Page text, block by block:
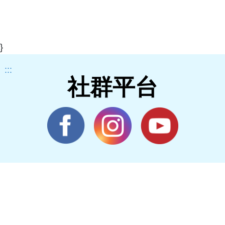
}
:::
社群平台